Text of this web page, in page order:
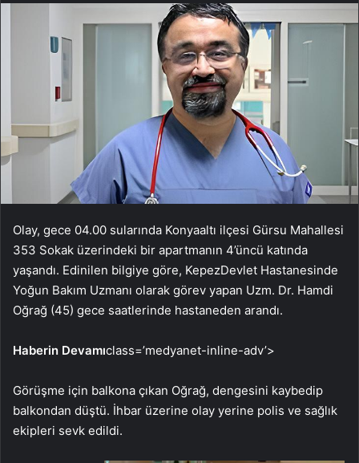
Olay, gece 04.00 sularında Konyaaltı ilçesi Gürsu Mahallesi
353 Sokak üzerindeki bir apartmanın 4’üncü katında
yaşandı. Edinilen bilgiye göre, KepezDevlet Hastanesinde
Yoğun Bakım Uzmanı olarak görev yapan Uzm. Dr. Hamdi
Oğrağ (45) gece saatlerinde hastaneden arandı.
Haberin Devamıclass=’medyanet-inline-adv’>
Görüşme için balkona çıkan Oğrağ, dengesini kaybedip
balkondan düştü. İhbar üzerine olay yerine polis ve sağlık
ekipleri sevk edildi.